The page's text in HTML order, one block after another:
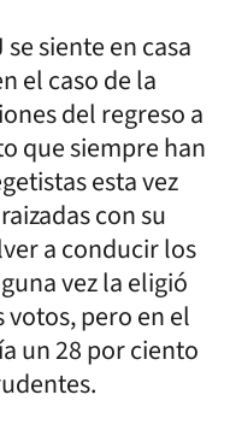
siente en casa
el caso de la
del regreso a
que siempre han
esta vez
con su
a conducir los
vez la eligió
pero en el
un 28 por ciento